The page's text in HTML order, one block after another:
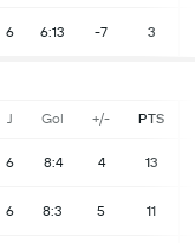
6 6:13 -7 3
J Gol +/- PTS
6 8:4 4 13
6 8:3 5 11